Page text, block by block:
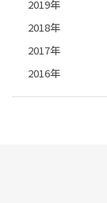
2019年
2018年
2017年
2016年